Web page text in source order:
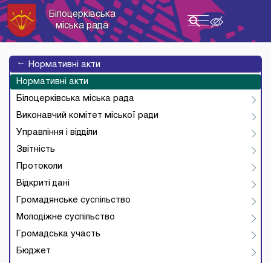
Toggle
navigation
Білоцерківська
міська рада
→
Нормативні акти
Нормативні акти
Білоцерківська міська рада
Виконавчий комітет міської ради
Управління і відділи
Звітність
Протоколи
Відкриті дані
Громадянське суспільство
Молодіжне суспільство
Громадська участь
Бюджет